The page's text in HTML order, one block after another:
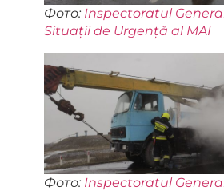
Фото: Inspectoratul
Situații de Urgență al MAI
Фото: Inspectoratul